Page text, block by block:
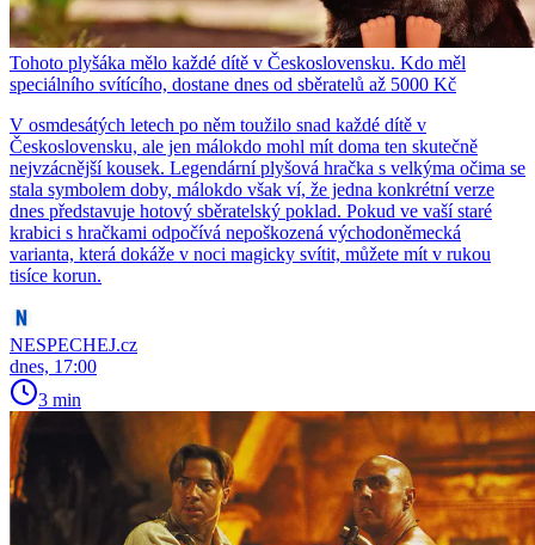
Tohoto plyšáka mělo každé dítě v Československu. Kdo měl
speciálního svítícího, dostane dnes od sběratelů až 5000 Kč
V osmdesátých letech po něm toužilo snad každé dítě v
Československu, ale jen málokdo mohl mít doma ten skutečně
nejvzácnější kousek. Legendární plyšová hračka s velkýma očima se
stala symbolem doby, málokdo však ví, že jedna konkrétní verze
dnes představuje hotový sběratelský poklad. Pokud ve vaší staré
krabici s hračkami odpočívá nepoškozená východoněmecká
varianta, která dokáže v noci magicky svítit, můžete mít v rukou
tisíce korun.
NESPECHEJ.cz
dnes, 17:00
3 min